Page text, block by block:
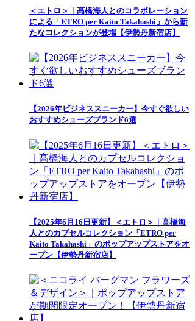
＜エトロ＞｜髙橋海人とのコラボレーション
による「ETRO per Kaito Takahashi」から新
たなコレクションが登場【伊勢丹新宿店】
【2026年ビジネススニーカー】今すぐ欲しい
おすすめシューズブランド6選
【2025年6月16日更新】＜エトロ＞｜髙橋海
人とのカプセルコレクション「ETRO per
Kaito Takahashi」のポップアップストアをオ
ープン【伊勢丹新宿店】